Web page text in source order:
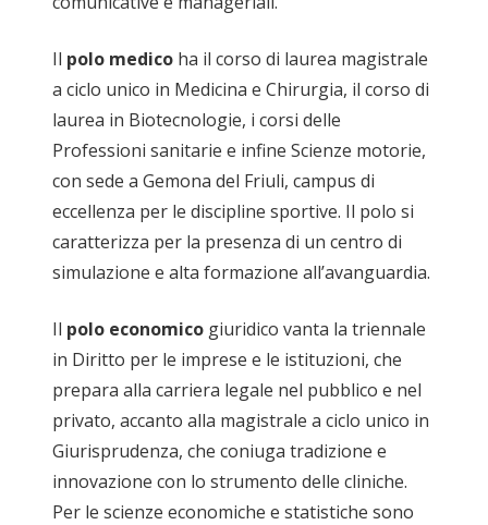
Il polo medico ha il corso di laurea magistrale
a ciclo unico in Medicina e Chirurgia, il corso di
laurea in Biotecnologie, i corsi delle
Professioni sanitarie e infine Scienze motorie,
con sede a Gemona del Friuli, campus di
eccellenza per le discipline sportive. Il polo si
caratterizza per la presenza di un centro di
simulazione e alta formazione all’avanguardia.
Il polo economico giuridico vanta la triennale
in Diritto per le imprese e le istituzioni, che
prepara alla carriera legale nel pubblico e nel
privato, accanto alla magistrale a ciclo unico in
Giurisprudenza, che coniuga tradizione e
innovazione con lo strumento delle cliniche.
Per le scienze economiche e statistiche sono